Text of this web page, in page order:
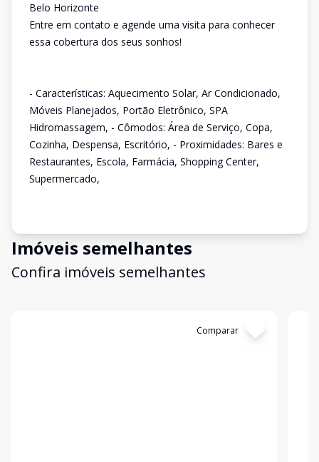
Belo Horizonte
Entre em contato e agende uma visita para conhecer
essa cobertura dos seus sonhos!
- Características: Aquecimento Solar, Ar Condicionado,
Móveis Planejados, Portão Eletrônico, SPA
Hidromassagem, - Cômodos: Área de Serviço, Copa,
Cozinha, Despensa, Escritório, - Proximidades: Bares e
Restaurantes, Escola, Farmácia, Shopping Center,
Supermercado,
Imóveis semelhantes
Confira imóveis semelhantes
Comparar